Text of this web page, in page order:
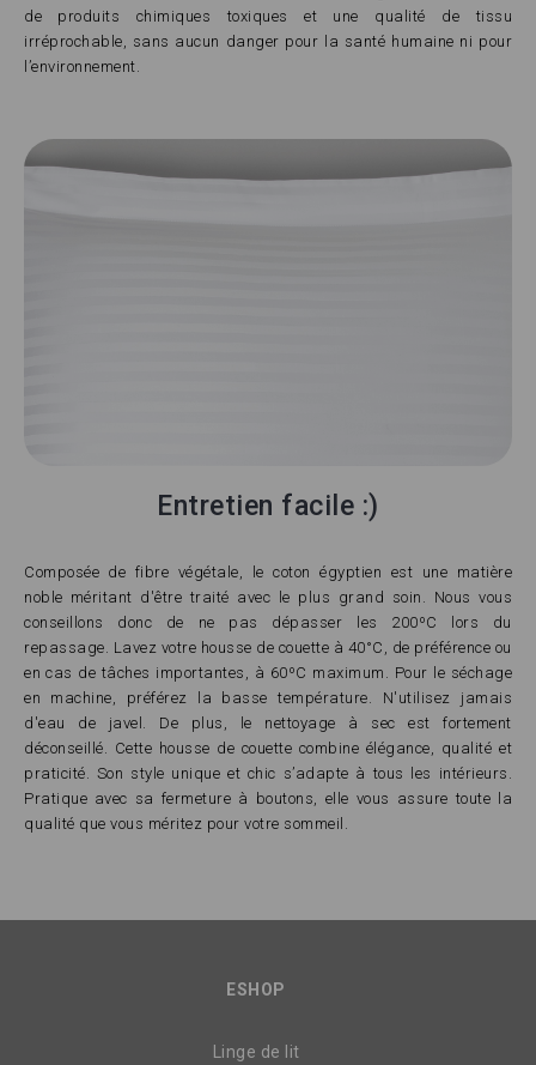
de produits chimiques toxiques et une qualité de tissu
irréprochable, sans aucun danger pour la santé humaine ni pour
l’environnement.
Entretien facile :)
Composée de fibre végétale, le coton égyptien est une matière
noble méritant d'être traité avec le plus grand soin. Nous vous
conseillons donc de ne pas dépasser les 200ºC lors du
repassage. Lavez votre housse de couette à 40°C, de préférence ou
en cas de tâches importantes, à 60ºC maximum. Pour le séchage
en machine, préférez la basse température. N'utilisez jamais
d'eau de javel. De plus, le nettoyage à sec est fortement
déconseillé. Cette housse de couette combine élégance, qualité et
praticité. Son style unique et chic s’adapte à tous les intérieurs.
Pratique avec sa fermeture à boutons, elle vous assure toute la
qualité que vous méritez pour votre sommeil.
ESHOP
Linge de lit